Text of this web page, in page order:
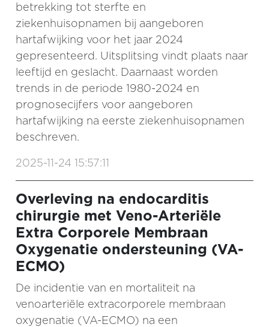
betrekking tot sterfte en
ziekenhuisopnamen bij aangeboren
hartafwijking voor het jaar 2024
gepresenteerd. Uitsplitsing vindt plaats naar
leeftijd en geslacht. Daarnaast worden
trends in de periode 1980-2024 en
prognosecijfers voor aangeboren
hartafwijking na eerste ziekenhuisopnamen
beschreven.
2025-11-24 15:57:11
Overleving na endocarditis
chirurgie met Veno-Arteriële
Extra Corporele Membraan
Oxygenatie ondersteuning (VA-
ECMO)
De incidentie van en mortaliteit na
venoarteriële extracorporele membraan
oxygenatie (VA-ECMO) na een